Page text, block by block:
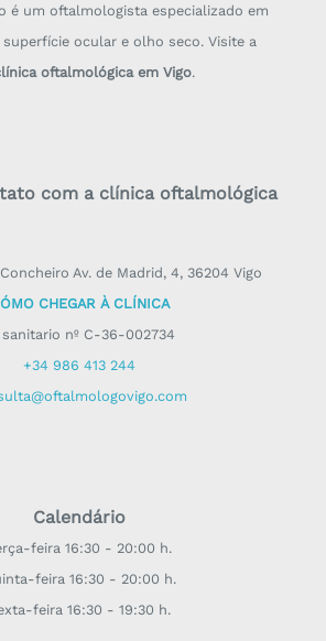
é um oftalmologista especializado em
ocular e olho seco. Visite a
oftalmológica em Vigo.
com a clínica oftalmológica
Av. de Madrid, 4, 36204 Vigo
CHEGAR À CLÍNICA
sanitario nº C-36-002734
+34 986 413 244
Calendário
feira 16:30 - 20:00 h.
feira 16:30 - 20:00 h.
feira 16:30 - 19:30 h.